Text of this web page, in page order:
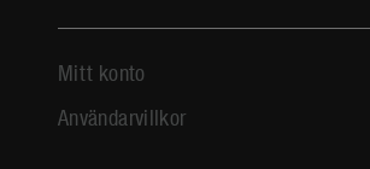
Mitt konto
Användarvillkor